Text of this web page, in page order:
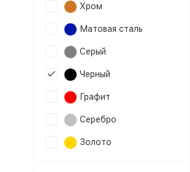
Хром
Матовая сталь
Серый
Черный
Графит
Серебро
Золото